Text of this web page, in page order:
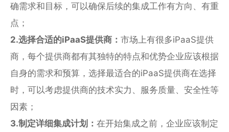
确需求和目标，可以确保后续的集成工作有方向、有重
点；
2.选择合适的iPaaS提供商： 市场上有很多iPaaS提供
商，每个提供商都有其独特的特点和优势企业应该根据
自身的需求和预算，选择最适合的iPaaS提供商在选择
时，可以考虑提供商的技术实力、服务质量、安全性等
因素；
3.制定详细集成计划： 在开始集成之前，企业应该制定